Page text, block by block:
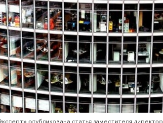
опубликована статья заместителя